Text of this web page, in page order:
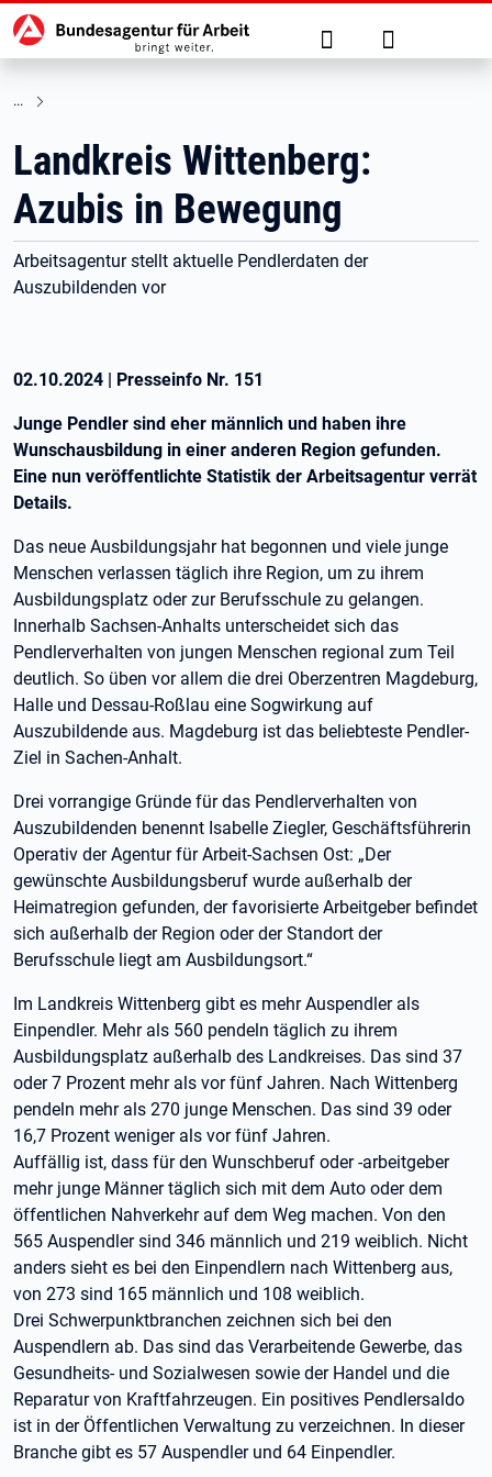
zu den Hauptinhalten springen
Hauptnavigation Suche Anmelden
Landkreis Wittenberg:
Azubis in Bewegung
Arbeitsagentur stellt aktuelle Pendlerdaten der
Auszubildenden vor
02.10.2024 | Presseinfo Nr. 151
Junge Pendler sind eher männlich und haben ihre
Wunschausbildung in einer anderen Region gefunden.
Eine nun veröffentlichte Statistik der Arbeitsagentur verrät
Details.
Das neue Ausbildungsjahr hat begonnen und viele junge
Menschen verlassen täglich ihre Region, um zu ihrem
Ausbildungsplatz oder zur Berufsschule zu gelangen.
Innerhalb Sachsen-Anhalts unterscheidet sich das
Pendlerverhalten von jungen Menschen regional zum Teil
deutlich. So üben vor allem die drei Oberzentren Magdeburg,
Halle und Dessau-Roßlau eine Sogwirkung auf
Auszubildende aus. Magdeburg ist das beliebteste Pendler-
Ziel in Sachen-Anhalt.
Drei vorrangige Gründe für das Pendlerverhalten von
Auszubildenden benennt Isabelle Ziegler, Geschäftsführerin
Operativ der Agentur für Arbeit-Sachsen Ost: „Der
gewünschte Ausbildungsberuf wurde außerhalb der
Heimatregion gefunden, der favorisierte Arbeitgeber befindet
sich außerhalb der Region oder der Standort der
Berufsschule liegt am Ausbildungsort.“
Im Landkreis Wittenberg gibt es mehr Auspendler als
Einpendler. Mehr als 560 pendeln täglich zu ihrem
Ausbildungsplatz außerhalb des Landkreises. Das sind 37
oder 7 Prozent mehr als vor fünf Jahren. Nach Wittenberg
pendeln mehr als 270 junge Menschen. Das sind 39 oder
16,7 Prozent weniger als vor fünf Jahren.
Auffällig ist, dass für den Wunschberuf oder -arbeitgeber
mehr junge Männer täglich sich mit dem Auto oder dem
öffentlichen Nahverkehr auf dem Weg machen. Von den
565 Auspendler sind 346 männlich und 219 weiblich. Nicht
anders sieht es bei den Einpendlern nach Wittenberg aus,
von 273 sind 165 männlich und 108 weiblich.
Drei Schwerpunktbranchen zeichnen sich bei den
Auspendlern ab. Das sind das Verarbeitende Gewerbe, das
Gesundheits- und Sozialwesen sowie der Handel und die
Reparatur von Kraftfahrzeugen. Ein positives Pendlersaldo
ist in der Öffentlichen Verwaltung zu verzeichnen. In dieser
Branche gibt es 57 Auspendler und 64 Einpendler.